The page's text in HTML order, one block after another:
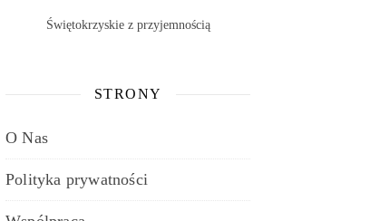
Świętokrzyskie z przyjemnością
STRONY
O Nas
Polityka prywatności